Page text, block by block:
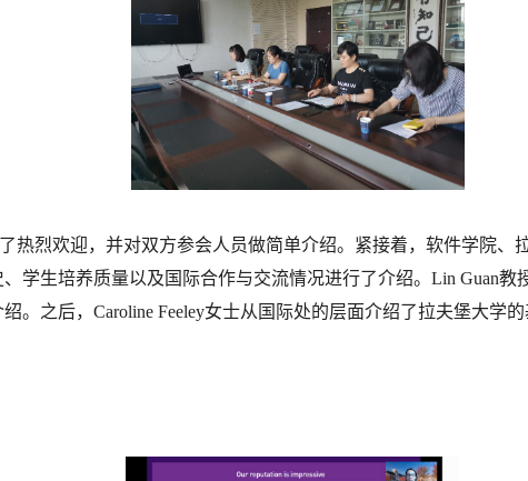
热烈欢迎，并对双方参会人员做简单介绍。紧接着，软件学院、
学生培养质量以及国际合作与交流情况进行了介绍。Lin Guan
。之后，Caroline Feeley女士从国际处的层面介绍了拉夫堡大学